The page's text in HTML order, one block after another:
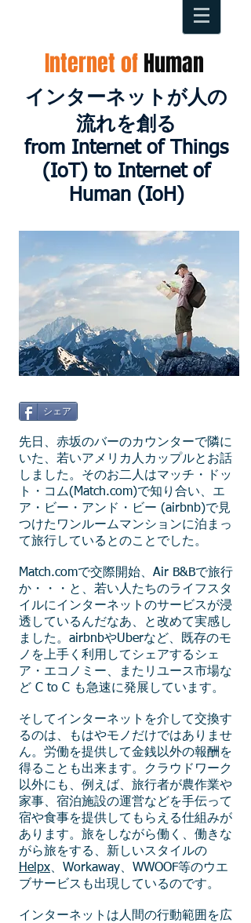
Internet ofHuman
インターネットが人の
流れを創る
from Internet of Things
(IoT) to Internet of
Human (IoH)
シェア
先日、赤坂のバーのカウンターで隣に
いた、若いアメリカ人カップルとお話
しました。そのお二人はマッチ・ドッ
ト・コム(Match.com)で知り合い、エ
ア・ビー・アンド・ビー (airbnb)で見
つけたワンルームマンションに泊まっ
て旅行しているとのことでした。
Match.comで交際開始、Air B&Bで旅行
か・・・と、若い人たちのライフスタ
イルにインターネットのサービスが浸
透しているんだなあ、と改めて実感し
ました。airbnbやUberなど、既存のモ
ノを上手く利用してシェアするシェ
ア・エコノミー、またリユース市場な
ど C to C も急速に発展しています。
そしてインターネットを介して交換す
るのは、もはやモノだけではありませ
ん。労働を提供して金銭以外の報酬を
得ることも出来ます。クラウドワーク
以外にも、例えば、旅行者が農作業や
家事、宿泊施設の運営などを手伝って
宿や食事を提供してもらえる仕組みが
あります。旅をしながら働く、働きな
がら旅をする、新しいスタイルの
Helpx、Workaway、WWOOF等のウエ
ブサービスも出現しているのです。
インターネットは人間の行動範囲を広